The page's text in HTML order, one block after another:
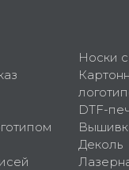
Носки
DTF-
Деколь